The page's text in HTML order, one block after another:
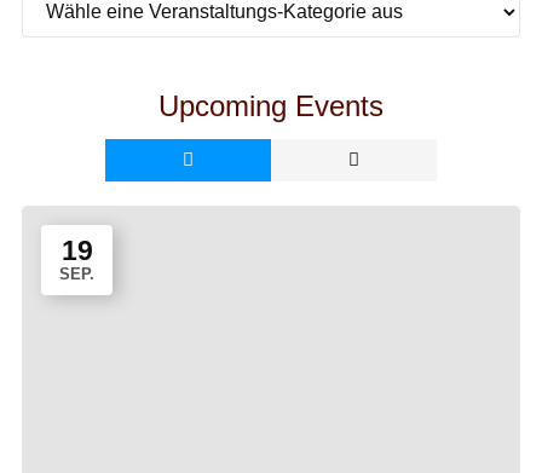
Upcoming Events
19
SEP.